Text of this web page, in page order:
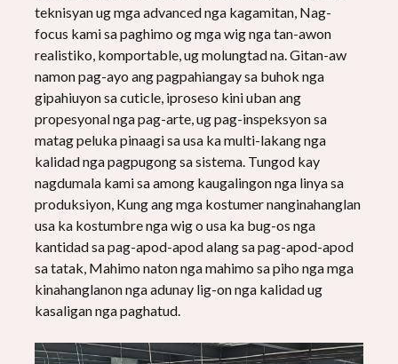
teknisyan ug mga advanced nga kagamitan, Nag-
focus kami sa paghimo og mga wig nga tan-awon
realistiko, komportable, ug molungtad na. Gitan-aw
namon pag-ayo ang pagpahiangay sa buhok nga
gipahiuyon sa cuticle, iproseso kini uban ang
propesyonal nga pag-arte, ug pag-inspeksyon sa
matag peluka pinaagi sa usa ka multi-lakang nga
kalidad nga pagpugong sa sistema. Tungod kay
nagdumala kami sa among kaugalingon nga linya sa
produksiyon, Kung ang mga kostumer nanginahanglan
usa ka kostumbre nga wig o usa ka bug-os nga
kantidad sa pag-apod-apod alang sa pag-apod-apod
sa tatak, Mahimo naton nga mahimo sa piho nga mga
kinahanglanon nga adunay lig-on nga kalidad ug
kasaligan nga paghatud.